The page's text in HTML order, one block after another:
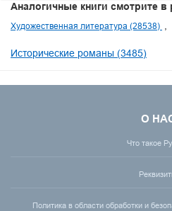
Аналогичные книги смотрите в
Художественная литература (28538)
Исторические романы (3485)
О
Что такое
Политика в области обработки и